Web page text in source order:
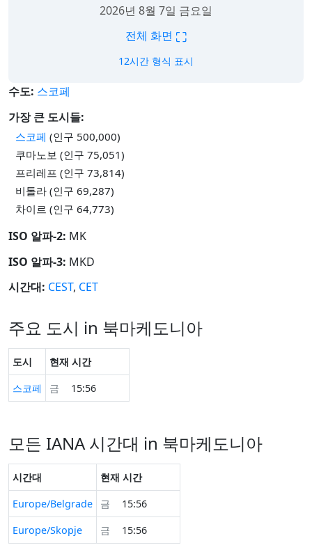
2026년 8월 7일 금요일
전체 화면 ⛶
12시간 형식 표시
수도: 스코페
가장 큰 도시들:
스코페 (인구 500,000)
쿠마노보 (인구 75,051)
프리레프 (인구 73,814)
비톨라 (인구 69,287)
차이르 (인구 64,773)
ISO 알파-2: MK
ISO 알파-3: MKD
시간대: CEST, CET
주요 도시 in 북마케도니아
도시
현재 시간
스코페
금 15:56
모든 IANA 시간대 in 북마케도니아
시간대
현재 시간
Europe/Belgrade
금
15:56
Europe/Skopje
금 15:56